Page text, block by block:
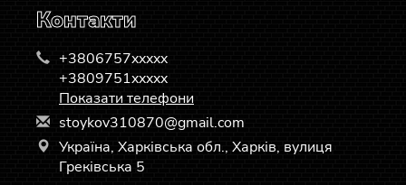
Контакти
+3806757xxxxx
+3809751xxxxx
Показати телефони
stoykov310870@gmail.com
Україна, Харківська обл., Харків, вулиця
Греківська 5